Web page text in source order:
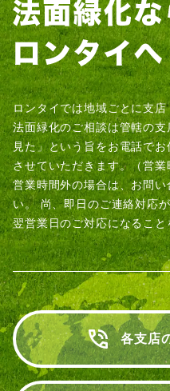
ロンタイでは地域ごとに支
法面緑化のご相談は管轄の
見た」という旨をお電話で
させていただきます。（営
営業時間外の場合は、お問
い。尚、即日のご連絡対応
翌営業日のご対応になるこ
各支店